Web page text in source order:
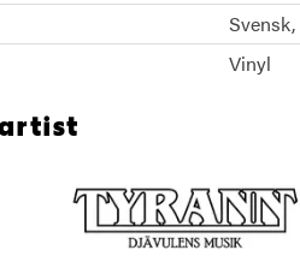
Svensk
Vinyl